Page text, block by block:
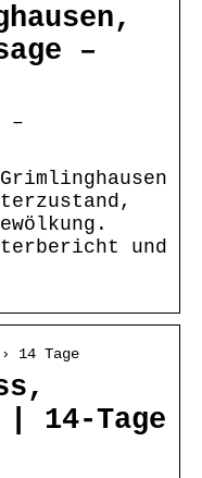
–
–
und
14 Tage
| 14-Tage